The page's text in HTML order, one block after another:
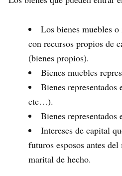
Los bienes muebles
con recursos propios de
(bienes propios).
Bienes muebles
Bienes representados
etc…).
Bienes representados
Intereses de capital
futuros esposos antes
marital de hecho.